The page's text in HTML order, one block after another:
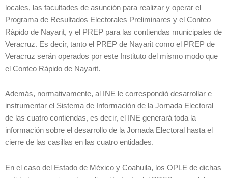
locales, las facultades de asunción para realizar y operar el
Programa de Resultados Electorales Preliminares y el Conteo
Rápido de Nayarit, y el PREP para las contiendas municipales de
Veracruz. Es decir, tanto el PREP de Nayarit como el PREP de
Veracruz serán operados por este Instituto del mismo modo que
el Conteo Rápido de Nayarit.
Además, normativamente, al INE le correspondió desarrollar e
instrumentar el Sistema de Información de la Jornada Electoral
de las cuatro contiendas, es decir, el INE generará toda la
información sobre el desarrollo de la Jornada Electoral hasta el
cierre de las casillas en las cuatro entidades.
En el caso del Estado de México y Coahuila, los OPLE de dichas